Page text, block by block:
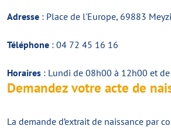
Adresse : Place de l'Europe, 69883
Téléphone : 04 72 45 16 16
Horaires : Lundi de 08h00 à 12h00 et
Demandez votre acte de
La demande d’extrait de naissance par